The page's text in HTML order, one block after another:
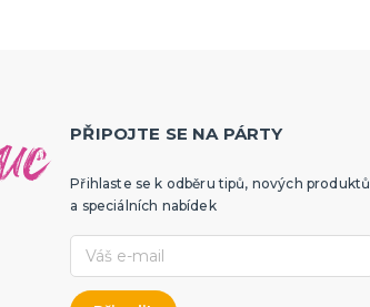
PŘIPOJTE SE NA PÁRTY
Přihlaste se k odběru tipů, nových produktů
a speciálních nabídek